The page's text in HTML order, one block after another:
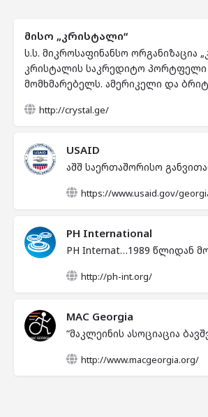
მისო „კრისტალი“
კრისტალის საკრედიტო პორტფელი შეადგენს 45 მილიონ ლარს. კომპანიის 22 ფილიალი განთავსებულია საქართველოს 8 რეგიონში, სადაც 300-მდე კვალიფიციური
მომხმარებელს. ამერიკელი და ბრიტანელი ინვესტორების გარდა, კრისტალი დაფინანსებას საერთაშორისო საფინანსო ინსტიტუტებისგან მოიზიდავს. 2013 წელს კრისტალი შევიდა მსოფლიოში ყველაზე გამჭვირვალე და მაღალი
http://crystal.ge/
USAID
https://www.usaid.gov/
PH International
PH International არის ამერიკული არამოგებაზე ორიენტირებული ორგანიზაცია, რომელმაც წარმომადგენლობა საქართველოში 2000 წელს დააფუძნა. თუმცა, ორგანიზაციამ სხვადასხვა საგანმანათლებლო და გაცვლითი პროგრამებით საქართველოსთან თანამშრომლობა 1989 წლიდან დაიწყო. ორგანიზაცია ოთხი ძირითადი მიმართულებით მუშაობს: განათლების განვითარების პროგრამები; პროფესიული განვითარების პროგრამები; თემის განვითარების პროგრამები და ინტერნეტ ტექნოლოგიური პროგრამები.
http://ph-int.org/
MAC Georgia
http://www.macgeorgia.org/